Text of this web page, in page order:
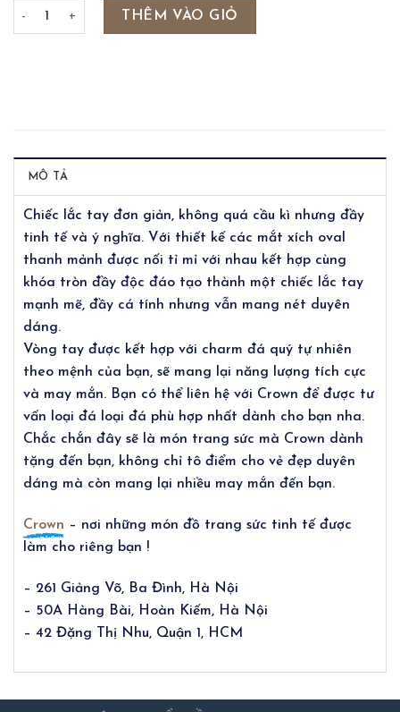
NATURAL STONE - TOGGLE CLASP OVAL CABLE BRACELET
THÊM VÀO GIỎ
MÔ TẢ
Chiếc lắc tay đơn giản, không quá cầu kì nhưng đầy
tinh tế và ý nghĩa. Với thiết kế các mắt xích oval
thanh mảnh được nối tỉ mỉ với nhau kết hợp cùng
khóa tròn đầy độc đáo tạo thành một chiếc lắc tay
mạnh mẽ, đầy cá tính nhưng vẫn mang nét duyên
dáng.
Vòng tay được kết hợp với charm đá quý tự nhiên
theo mệnh của bạn, sẽ mang lại năng lượng tích cực
và may mắn. Bạn có thể liên hệ với Crown để được tư
vấn loại đá loại đá phù hợp nhất dành cho bạn nha.
Chắc chắn đây sẽ là món trang sức mà Crown dành
tặng đến bạn, không chỉ tô điểm cho vẻ đẹp duyên
dáng mà còn mang lại nhiều may mắn đến bạn.
Crown – nơi những món đồ trang sức tinh tế được
làm cho riêng bạn !
– 261 Giảng Võ, Ba Đình, Hà Nội
– 50A Hàng Bài, Hoàn Kiếm, Hà Nội
– 42 Đặng Thị Nhu, Quận 1, HCM